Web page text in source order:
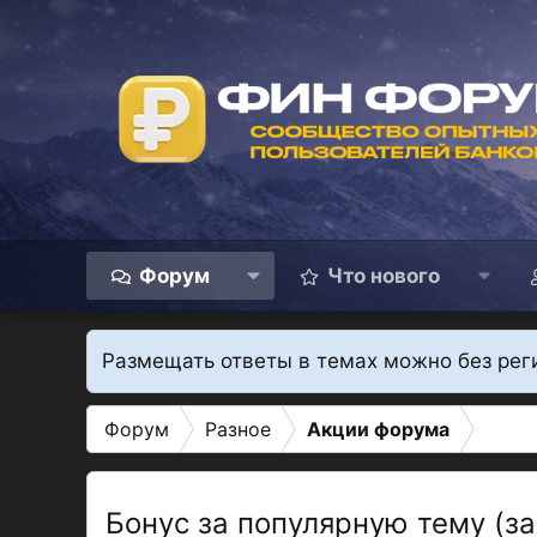
Форум Что нового
Размещать ответы в темах можно без
Форум Разное Акции форума
Бонус за популярную тему